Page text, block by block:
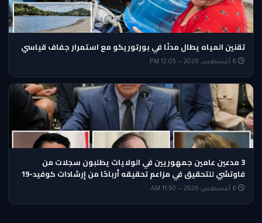
تقنين المياه يطال مدنًا في بورتوريكو مع استمرار جفاف قياسي
3 مدعين عامين جمهوريين في الولايات يطلبون سجلات من
فاوتشي للتحقيق في مزاعم تحقيقه أرباحًا من إرشادات كوفيد-19